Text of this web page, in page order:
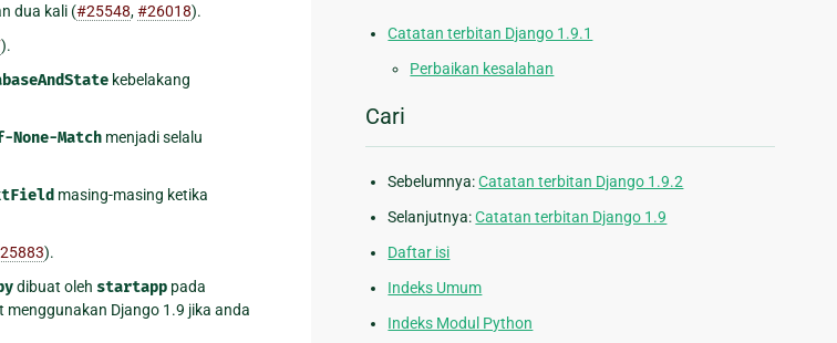
dua kali (#25548,#26018).
).
kebelakang
None-Match menjadi selalu
masing-masing ketika
).
dibuat oleh startapp pada
menggunakan Django 1.9 jika anda
Catatan terbitan Django 1.9.1
Perbaikan kesalahan
Cari
Sebelumnya:Catatan terbitan Django 1.9.2
Selanjutnya:Catatan terbitan Django 1.9
Daftar isi
Indeks Umum
Indeks Modul Python